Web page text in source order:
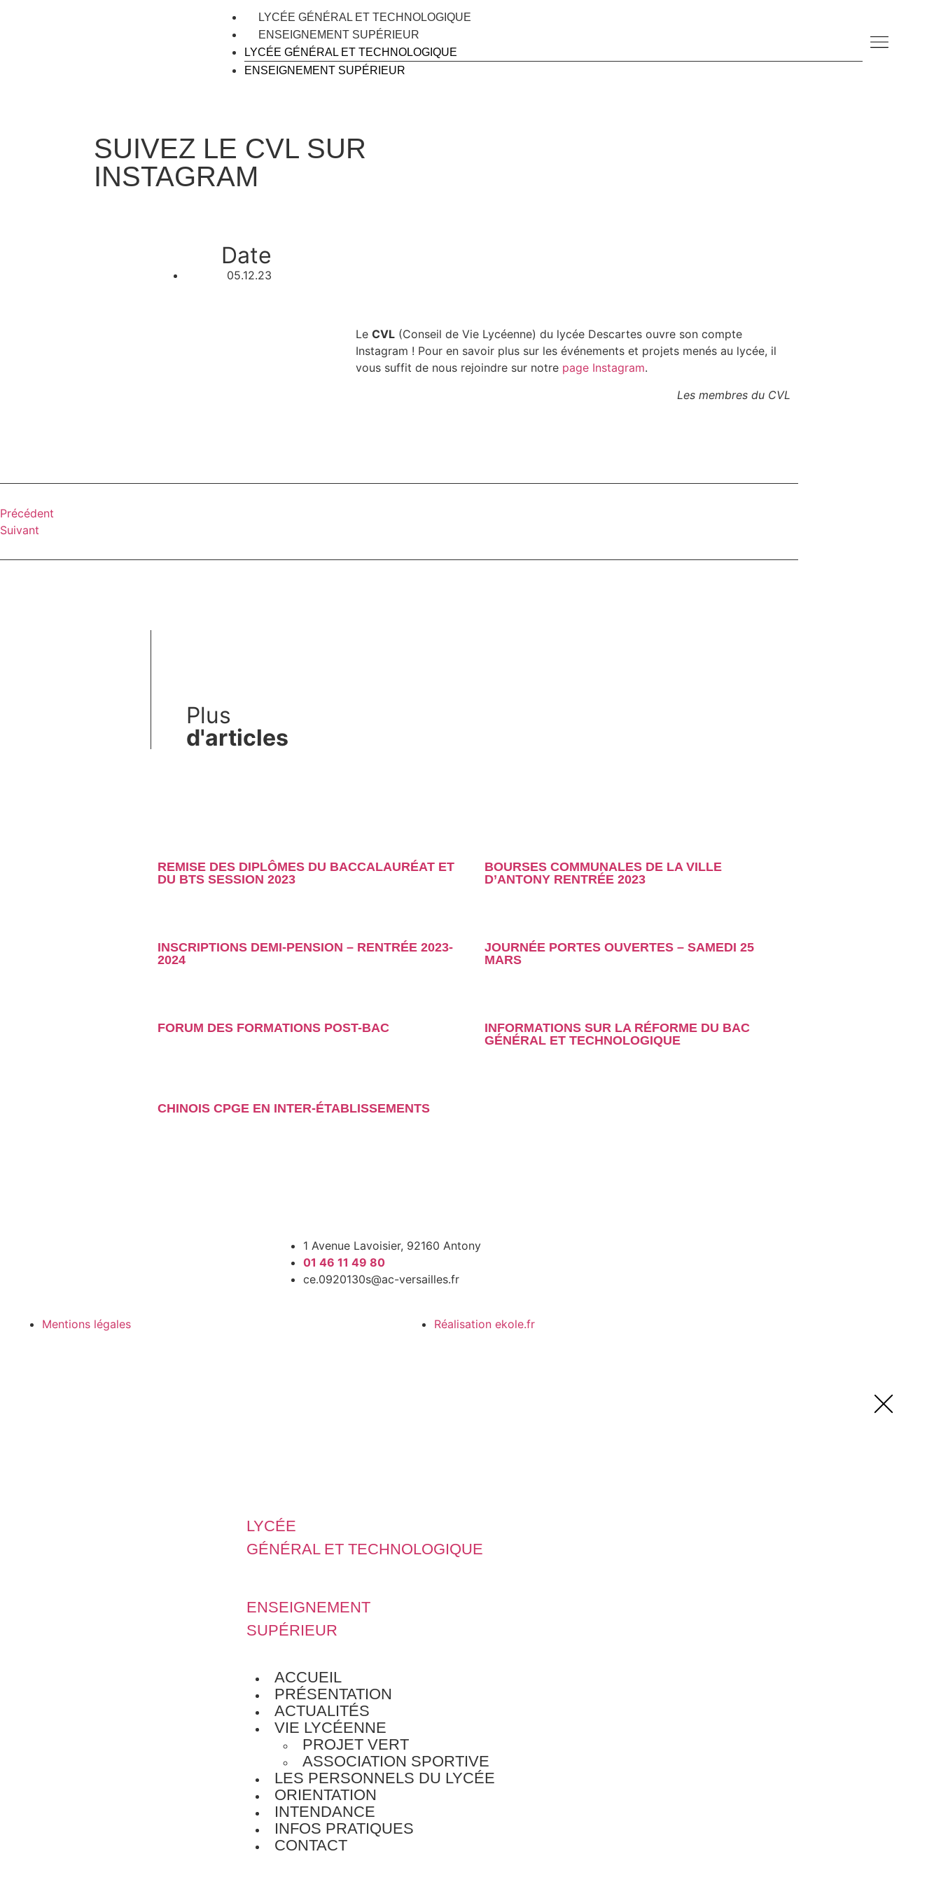
LYCÉE GÉNÉRAL ET TECHNOLOGIQUE
ENSEIGNEMENT SUPÉRIEUR
LYCÉE GÉNÉRAL ET TECHNOLOGIQUE
ENSEIGNEMENT SUPÉRIEUR
SUIVEZ LE CVL SUR
INSTAGRAM
Date
05.12.23
Le CVL(Conseil de Vie Lycéenne) du lycée Descartes ouvre son compte
Instagram ! Pour en savoir plus sur les événements et projets menés au lycée, il
vous suffit de nous rejoindre sur notre page Instagram.
Les membres du CVL
Précédent
Suivant
Plus
d'articles
REMISE DES DIPLÔMES DU BACCALAURÉAT ET
DU BTS SESSION 2023
BOURSES COMMUNALES DE LA VILLE
D’ANTONY RENTRÉE 2023
INSCRIPTIONS DEMI-PENSION – RENTRÉE 2023-
2024
JOURNÉE PORTES OUVERTES – SAMEDI 25
MARS
FORUM DES FORMATIONS POST-BAC
INFORMATIONS SUR LA RÉFORME DU BAC
GÉNÉRAL ET TECHNOLOGIQUE
CHINOIS CPGE EN INTER-ÉTABLISSEMENTS
1 Avenue Lavoisier, 92160 Antony
01 46 11 49 80
ce.0920130s@ac-versailles.fr
Mentions légales Réalisation ekole.fr
LYCÉE
GÉNÉRAL ET TECHNOLOGIQUE
ENSEIGNEMENT
SUPÉRIEUR
ACCUEIL
PRÉSENTATION
ACTUALITÉS
VIE LYCÉENNE
PROJET VERT
ASSOCIATION SPORTIVE
LES PERSONNELS DU LYCÉE
ORIENTATION
INTENDANCE
INFOS PRATIQUES
CONTACT